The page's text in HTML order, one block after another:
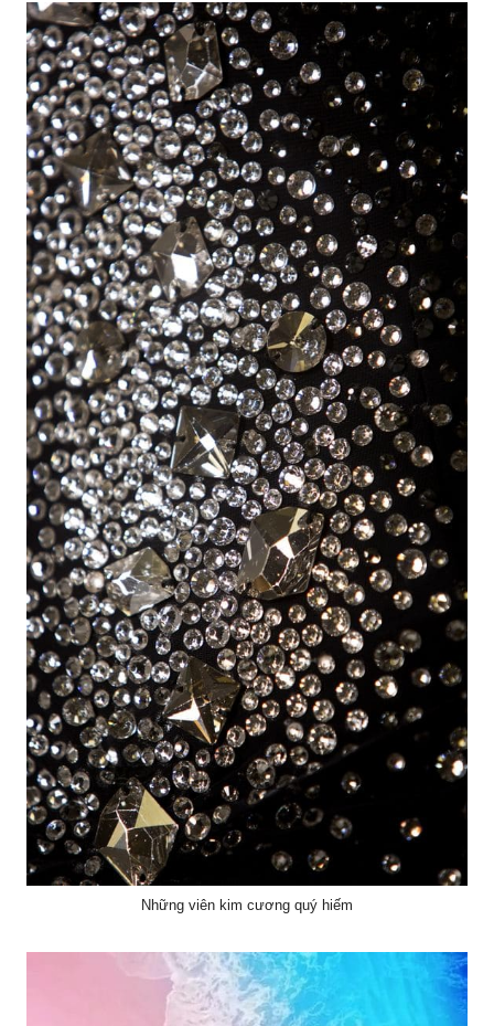
Những viên kim cương quý hiếm